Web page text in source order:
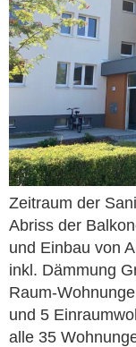
Zeitraum der
Abriss der
und Einbau von
inkl. Dämmung
Raum-
und 5
alle 35